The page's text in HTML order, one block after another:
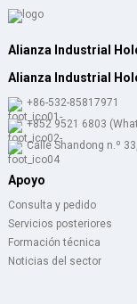
Alianza Industrial
Alianza Industrial
+86-532-85817971
+852 9521 6803
Calle Shandong n.º
Apoyo
Consulta y pedido
Servicios posteriores
Formación técnica
Noticias del sector